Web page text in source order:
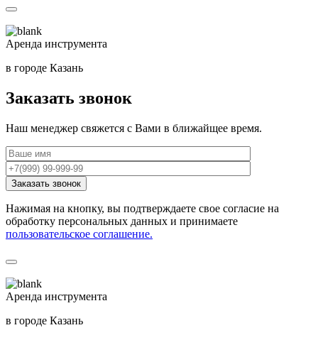
Аренда инструмента
в городе Казань
Заказать звонок
Наш менеджер свяжется с Вами в ближайщее время.
Нажимая на кнопку, вы подтверждаете свое согласие на
обработку персональных данных и принимаете
пользовательское соглашение.
Аренда инструмента
в городе Казань